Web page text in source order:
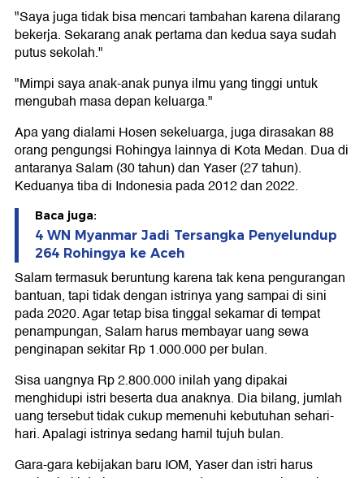
"Saya juga tidak bisa mencari tambahan karena dilarang
bekerja. Sekarang anak pertama dan kedua saya sudah
putus sekolah."
"Mimpi saya anak-anak punya ilmu yang tinggi untuk
mengubah masa depan keluarga."
Apa yang dialami Hosen sekeluarga, juga dirasakan 88
orang pengungsi Rohingya lainnya di Kota Medan. Dua di
antaranya Salam (30 tahun) dan Yaser (27 tahun).
Keduanya tiba di Indonesia pada 2012 dan 2022.
Baca juga:
4 WN Myanmar Jadi Tersangka Penyelundup
264 Rohingya ke Aceh
Salam termasuk beruntung karena tak kena pengurangan
bantuan, tapi tidak dengan istrinya yang sampai di sini
pada 2020. Agar tetap bisa tinggal sekamar di tempat
penampungan, Salam harus membayar uang sewa
penginapan sekitar Rp 1.000.000 per bulan.
Sisa uangnya Rp 2.800.000 inilah yang dipakai
menghidupi istri beserta dua anaknya. Dia bilang, jumlah
uang tersebut tidak cukup memenuhi kebutuhan sehari-
hari. Apalagi istrinya sedang hamil tujuh bulan.
Gara-gara kebijakan baru IOM, Yaser dan istri harus